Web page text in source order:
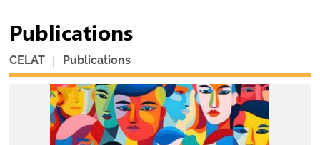
Publications
CELAT | Publications